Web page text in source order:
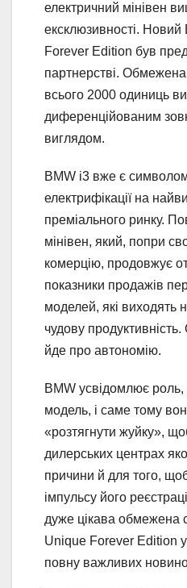
електричний мінівен
ексклюзивності.
Forever Edition був
партнерстві. Обмежена
всього 2000 одиниць
диференційованим
виглядом.
BMW i3 вже є
електрифікації на
преміального ринку.
мінівен, який, попри
комерцію, продовжує
показники продажів
моделей, які виходять
чудову
йде про автономію.
BMW усвідомлює роль,
модель, і саме тому
«розтягнути жуйку»,
дилерських центрах
причини й для того,
імпульсу його
дуже цікава обмежена
Unique Forever Edition
повну важливих